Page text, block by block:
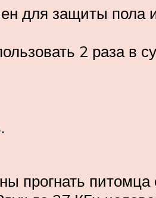
для защиты пола
2 раза в
прогнать